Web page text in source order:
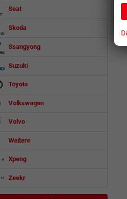
Seat
Skoda
Ssangyong
Suzuki
Toyota
Volkswagen
Volvo
Weitere
Xpeng
Zeekr